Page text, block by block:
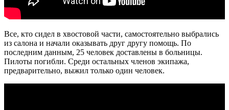
Все, кто сидел в хвостовой части, самостоятельно выбрались
из салона и начали оказывать друг другу помощь. По
последним данным, 25 человек доставлены в больницы.
Пилоты погибли. Среди остальных членов экипажа,
предварительно, выжил только один человек.